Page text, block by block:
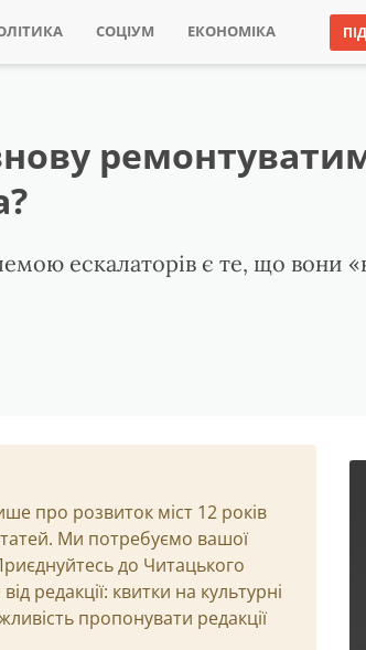
СОЦІУМ ЕКОНОМІКА
ескалаторів є те, що вони
про розвиток міст 12 років
Ми потребуємо вашої
до Читацького
редакції: квитки на культурні
пропонувати редакції